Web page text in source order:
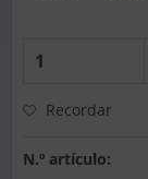
Recordar
N.º artículo: